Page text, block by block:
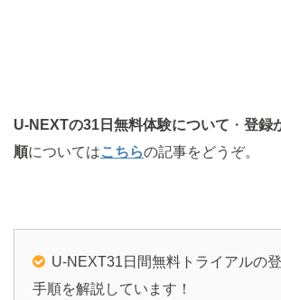
U-NEXTの31日無料体験について ・ 登録
順についてはこちらの記事をどうぞ。
U-NEXT31日間無料トライアルの
手順を解説しています！